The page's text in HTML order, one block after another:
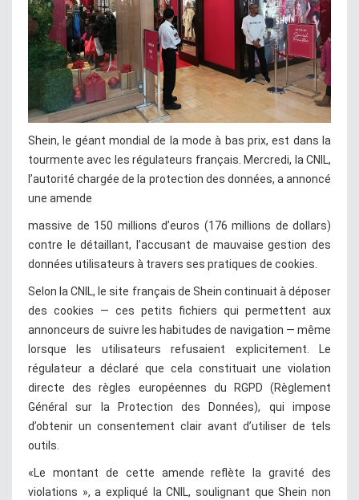
Shein, le géant mondial de la mode à bas prix, est dans la
tourmente avec les régulateurs français. Mercredi, la CNIL,
l’autorité chargée de la protection des données, a annoncé
une amende
massive de 150 millions d’euros (176 millions de dollars)
contre le détaillant, l’accusant de mauvaise gestion des
données utilisateurs à travers ses pratiques de cookies.
Selon la CNIL, le site français de Shein continuait à déposer
des cookies — ces petits fichiers qui permettent aux
annonceurs de suivre les habitudes de navigation — même
lorsque les utilisateurs refusaient explicitement. Le
régulateur a déclaré que cela constituait une violation
directe des règles européennes du RGPD (Règlement
Général sur la Protection des Données), qui impose
d’obtenir un consentement clair avant d’utiliser de tels
outils.
«Le montant de cette amende reflète la gravité des
violations », a expliqué la CNIL, soulignant que Shein non